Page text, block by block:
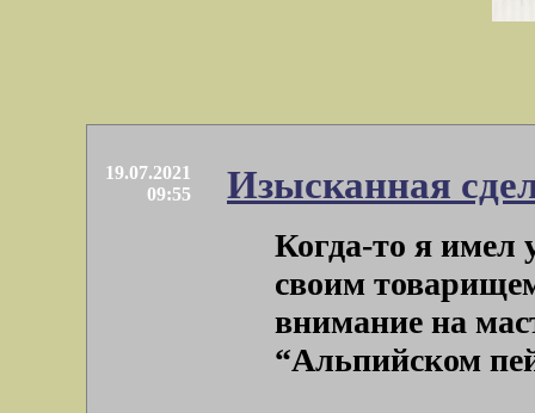
19.07.2021
09:55
Изысканная
Когда-то я имел
своим
внимание на
“Альпийском